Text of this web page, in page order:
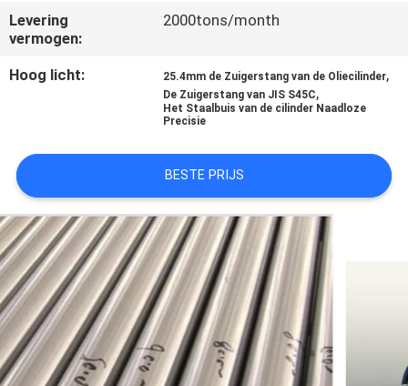
VERZOEK
OM
EEN
SITEMAP
PRIVACYBELEID
Levering
vermogen:
2000tons/month
Hoog licht: 25.4mm de Zuigerstang van de Oliecilinder,
De Zuigerstang van JIS S45C,
Het Staalbuis van de cilinder Naadloze
Precisie
BESTE PRIJS